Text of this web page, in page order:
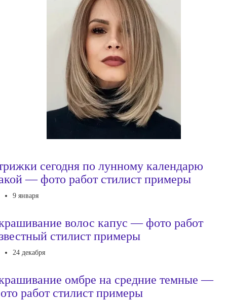
сегодня по лунному календарю
— фото работ стилист примеры
9 января
волос капус — фото работ
стилист примеры
24 декабря
омбре на средние темные —
работ стилист примеры